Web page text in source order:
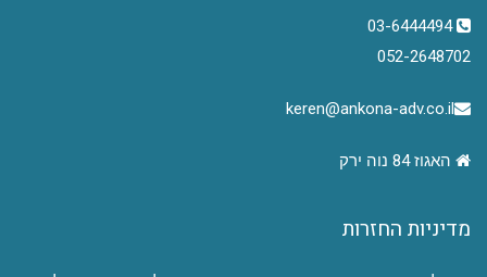
03-6444494
052-2648702
keren@ankona-adv.co.il
האגוז 84 נוה ירק
מדיניות החזרות